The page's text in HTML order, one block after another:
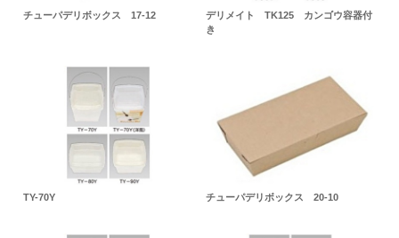
チューパデリボックス 17-12
デリメイト TK125 カンゴウ容器付
き
TY-70Y チューパデリボックス 20-10